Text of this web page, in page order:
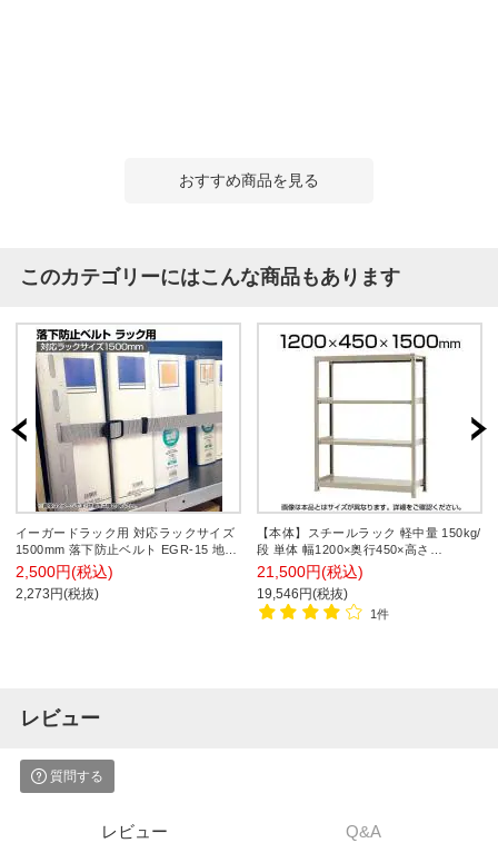
おすすめ商品を見る
このカテゴリーにはこんな商品もあります
イーガードラック用 対応ラックサイズ
1500mm 落下防止ベルト EGR-15 地震
対策 耐震 防災 固定
2,500円(税込)
2,273円(税抜)
【本体】スチールラック 軽中量 150kg/
段 単体 幅1200×奥行450×高さ
1500mm-4段
21,500円(税込)
19,546円(税抜)
1件
レビュー
質問する
レビュー Q&A